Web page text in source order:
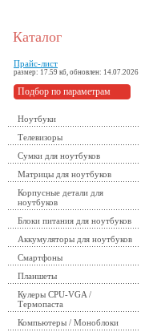
Каталог
Прайс-лист
размер: 17.59 кб, обновлен: 14.07.2026
Подбор по параметрам
Ноутбуки
Телевизоры
Сумки для ноутбуков
Матрицы для ноутбуков
Корпусные детали для
ноутбуков
Блоки питания для ноутбуков
Аккумуляторы для ноутбуков
Смартфоны
Планшеты
Кулеры CPU-VGA /
Термопаста
Компьютеры / Моноблоки